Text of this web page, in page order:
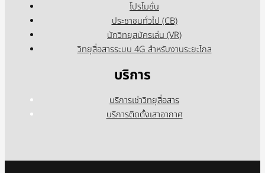
โปรโมชั่น
ประชาชนทั่วไป (CB)
นักวิทยุสมัครเล่น (VR)
วิทยุสื่อสารระบบ 4G สำหรับงานระยะไกล
บริการ
บริการเช่าวิทยุสื่อสาร
บริการติดตั้งเสาอากาศ